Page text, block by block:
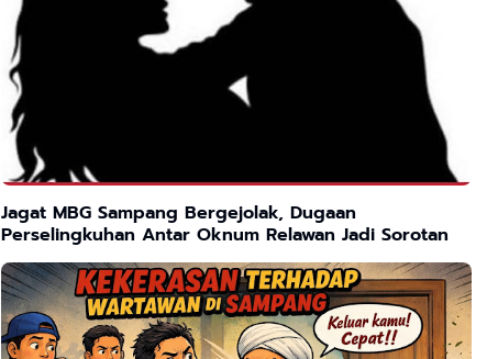
Jagat MBG Sampang Bergejolak, Dugaan
Perselingkuhan Antar Oknum Relawan Jadi Sorotan